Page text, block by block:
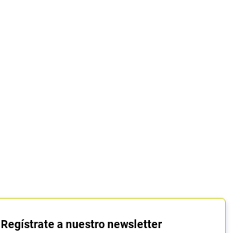
Regístrate a nuestro newsletter